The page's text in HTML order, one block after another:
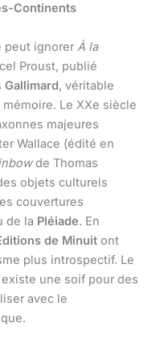
Continents
peut ignorer À la
Proust, publié
Gallimard, véritable
Le XXe siècle
majeures
Wallace (édité en
de Thomas
objets culturels
couvertures
de la Pléiade. En
de Minuit ont
plus introspectif. Le
existe une soif pour des
avec le